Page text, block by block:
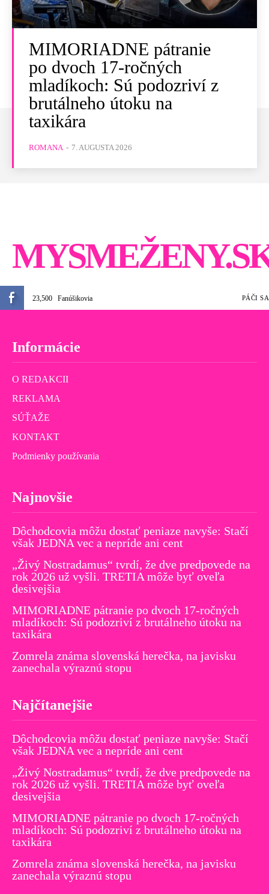
MIMORIADNE pátranie
po dvoch 17-ročných
mladíkoch: Sú podozriví z
brutálneho útoku na
taxikára
ROMANA - 7. AUGUSTA 2026
23,500 Fanúšikovia PÁČI SA
Informácie
O REDAKCII
REKLAMA
SÚŤAŽE
KONTAKT
Podmienky používania
Najnovšie
Dôchodcovia môžu dostať peniaze navyše: Stačí
však JEDNA vec a nepríde ani cent
„Živý Nostradamus“ tvrdí, že dve predpovede na
rok 2026 už vyšli. TRETIA môže byť oveľa
desivejšia
MIMORIADNE pátranie po dvoch 17-ročných
mladíkoch: Sú podozriví z brutálneho útoku na
taxikára
Zomrela známa slovenská herečka, na javisku
zanechala výraznú stopu
Najčítanejšie
Dôchodcovia môžu dostať peniaze navyše: Stačí
však JEDNA vec a nepríde ani cent
„Živý Nostradamus“ tvrdí, že dve predpovede na
rok 2026 už vyšli. TRETIA môže byť oveľa
desivejšia
MIMORIADNE pátranie po dvoch 17-ročných
mladíkoch: Sú podozriví z brutálneho útoku na
taxikára
Zomrela známa slovenská herečka, na javisku
zanechala výraznú stopu